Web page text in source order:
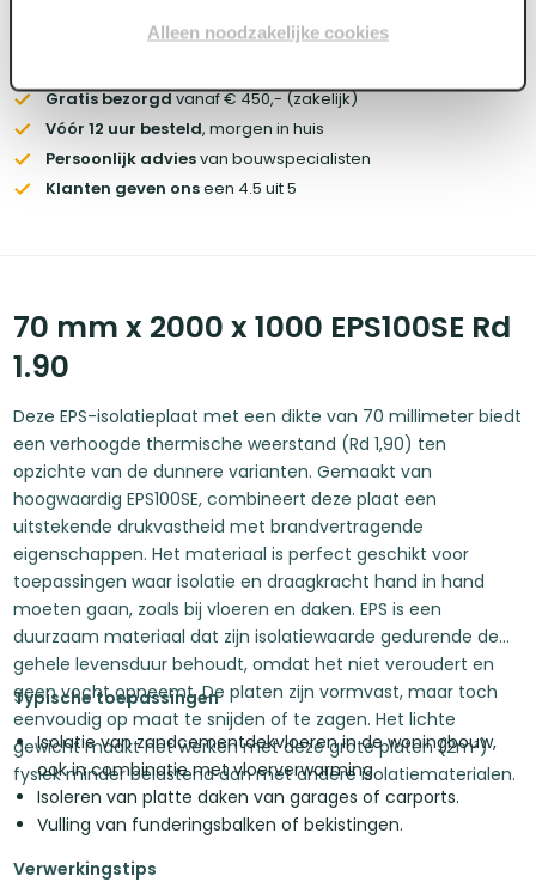
Alleen noodzakelijke cookies
Voorraad:330+
Gratis bezorgdvanaf € 450,- (zakelijk)
Vóór 12 uur besteld, morgen in huis
Persoonlijk adviesvan bouwspecialisten
Klanten geven onseen 4.5 uit 5
70 mm x 2000 x 1000 EPS100SE Rd
1.90
Deze EPS-isolatieplaat met een dikte van 70 millimeter biedt
een verhoogde thermische weerstand (Rd 1,90) ten
opzichte van de dunnere varianten. Gemaakt van
hoogwaardig EPS100SE, combineert deze plaat een
uitstekende drukvastheid met brandvertragende
eigenschappen. Het materiaal is perfect geschikt voor
toepassingen waar isolatie en draagkracht hand in hand
moeten gaan, zoals bij vloeren en daken. EPS is een
duurzaam materiaal dat zijn isolatiewaarde gedurende de
gehele levensduur behoudt, omdat het niet veroudert en
geen vocht opneemt. De platen zijn vormvast, maar toch
eenvoudig op maat te snijden of te zagen. Het lichte
gewicht maakt het werken met deze grote platen (2m²)
fysiek minder belastend dan met andere isolatiematerialen.
Typische toepassingen
Isolatie van zandcementdekvloeren in de woningbouw,
ook in combinatie met vloerverwarming.
Isoleren van platte daken van garages of carports.
Vulling van funderingsbalken of bekistingen.
Verwerkingstips